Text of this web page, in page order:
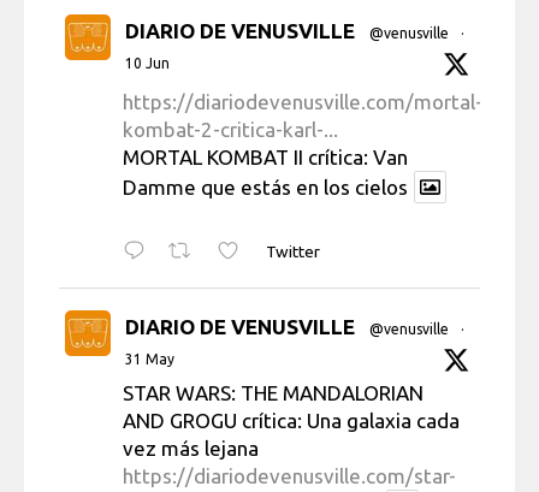
DIARIO DE VENUSVILLE @venusville
·
10 Jun
https://diariodevenusville.com/mortal-
kombat-2-critica-karl-...
MORTAL KOMBAT II crítica: Van
Damme que estás en los cielos
Twitter
DIARIO DE VENUSVILLE @venusville
·
31 May
STAR WARS: THE MANDALORIAN
AND GROGU crítica: Una galaxia cada
vez más lejana
https://diariodevenusville.com/star-